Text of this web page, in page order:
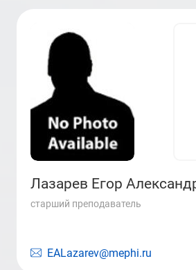
Лазарев Егор
старший преподаватель
EALazarev@mephi.ru